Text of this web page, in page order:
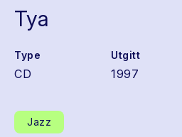
Tya
Type
CD
Utgitt
1997
Jazz